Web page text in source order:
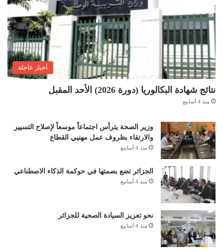
أخبار عاجلة
نتائج شهادة البكالوريا (دورة 2026) الأحد المقبل
منذ 4 أسابيع
وزير الصحة يترأس اجتماعاً موسعاً لإصلاح التسيير
والارتقاء بظروف عمل مهنيي القطاع
منذ 4 أسابيع
الجزائر تضع بصمتها في حوكمة الذكاء الاصطناعي
منذ 4 أسابيع
نحو تعزيز السيادة الصحية للجزائر
منذ 4 أسابيع